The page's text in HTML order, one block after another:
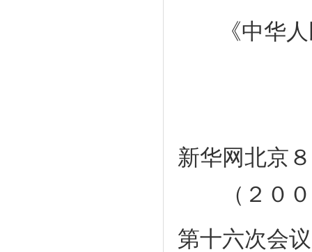
《中华
新华网北京
（２００
第十六次会